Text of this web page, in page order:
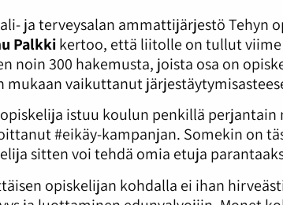
ja terveysalan ammattijärjestö Tehyn
Palkkikertoo, että liitolle on tullut
noin 300 hakemusta, joista osa on
mukaan vaikuttanut
istuu koulun penkillä perjantain
#eikäy-kampanjan. Somekin on
sitten voi tehdä omia etuja
opiskelijan kohdalla ei ihan